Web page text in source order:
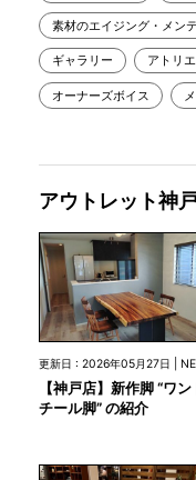
素材のエイジング・メン
ギャラリー アトリエ
オーナーズボイス
アウトレット神
更新日 : 2026年05月27日 |
【神戸店】新作脚 “ワン
チール脚” の紹介